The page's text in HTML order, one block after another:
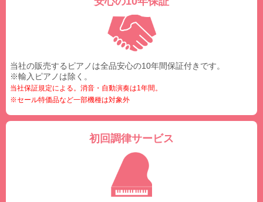
当社の販売するピアノは全品安心の10年間保証付きです。
※輸入ピアノは除く。
当社保証規定による。消音・自動演奏は1年間。
※セール特価品など一部機種は対象外
初回調律サービス